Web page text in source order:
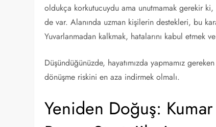
oldukça korkutucuydu ama unutmamak gerekir ki,
de var. Alanında uzman kişilerin destekleri, bu
Yuvarlanmadan kalkmak, hatalarını kabul etmek
Düşündüğünüzde, hayatımızda yapmamız
dönüşme riskini en aza indirmek olmalı.
Yeniden Doğuş: Kumar